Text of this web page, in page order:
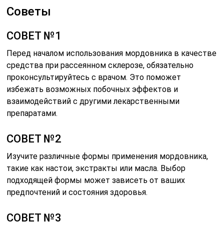
Советы
СОВЕТ №1
Перед началом использования мордовника в качестве
средства при рассеянном склерозе, обязательно
проконсультируйтесь с врачом. Это поможет
избежать возможных побочных эффектов и
взаимодействий с другими лекарственными
препаратами.
СОВЕТ №2
Изучите различные формы применения мордовника,
такие как настои, экстракты или масла. Выбор
подходящей формы может зависеть от ваших
предпочтений и состояния здоровья.
СОВЕТ №3